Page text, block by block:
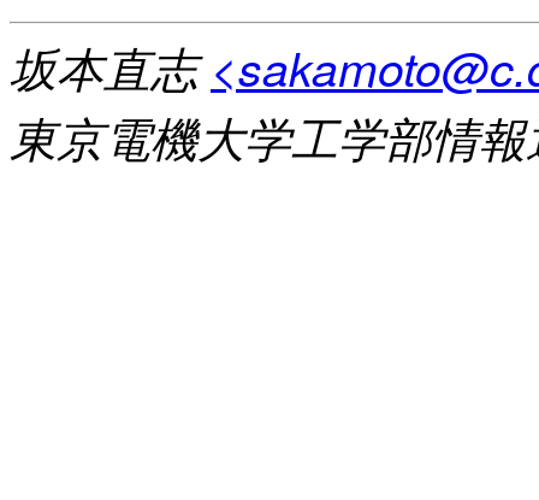
坂本直志
東京電機大学工学部情